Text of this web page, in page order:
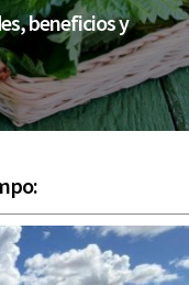
beneficios y